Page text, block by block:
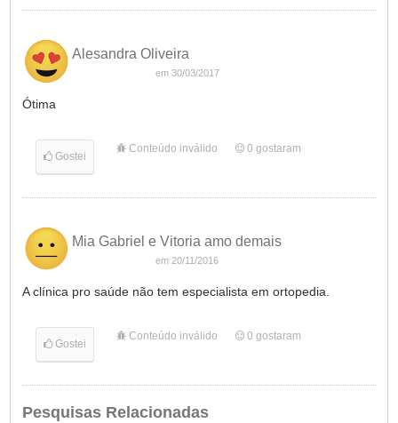
Alesandra Oliveira
em 30/03/2017
Ótima
Gostei
Conteúdo inválido 0 gostaram
Mia Gabriel e Vitoria amo demais
em 20/11/2016
A clínica pro saúde não tem especialista em ortopedia.
Gostei
Conteúdo inválido 0 gostaram
Pesquisas Relacionadas